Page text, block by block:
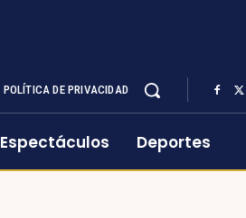
POLÍTICA DE PRIVACIDAD
Espectáculos Deportes